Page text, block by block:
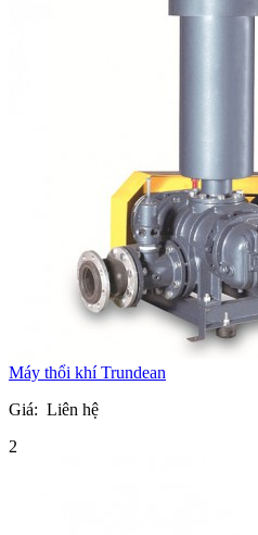
Máy thổi khí Trundean
Giá: Liên hệ
2